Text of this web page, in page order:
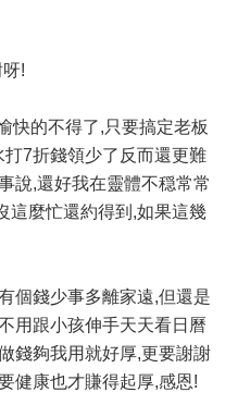
!
快的不得了,只要搞定老板
7折錢領少了反而還更難
說,還好我在靈體不穏常常
這麼忙還約得到,如果這幾
個錢少事多離家遠,但還是
用跟小孩伸手天天看日曆
錢夠我用就好厚,更要謝謝
健康也才賺得起厚,感恩!